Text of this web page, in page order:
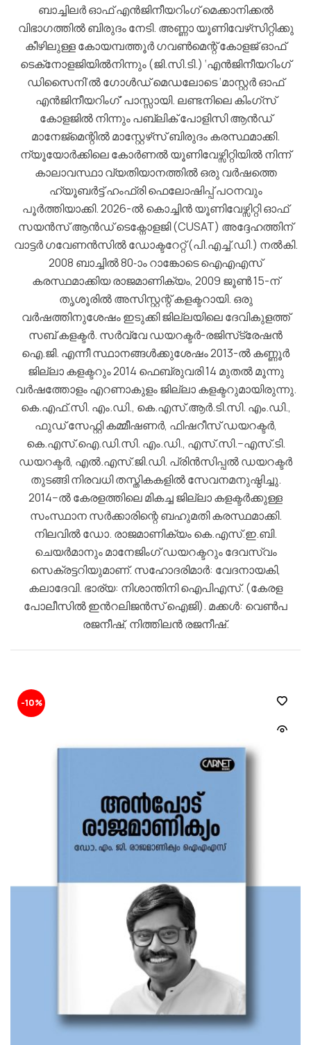
ബാച്ചിലര്‍ ഓഫ് എന്‍ജിനീയറിംഗ് മെക്കാനിക്കല്‍
വിഭാഗത്തില്‍ ബിരുദം നേടി. അണ്ണാ യൂണിവേഴ്‌സിറ്റിക്കു
കീഴിലുള്ള കോയമ്പത്തൂര്‍ ഗവണ്‍മെന്റ് കോളജ് ഓഫ്
ടെക്‌നോളജിയില്‍നിന്നും (ജി.സി.ടി.) ‘എന്‍ജിനീയറിംഗ്
ഡിസൈനി’ല്‍ ഗോള്‍ഡ് മെഡലോടെ ‘മാസ്റ്റര്‍ ഓഫ്
എന്‍ജിനീയറിംഗ്’ പാസ്സായി. ലണ്ടനിലെ കിംഗ്‌സ്
കോളജില്‍ നിന്നും പബ്ലിക് പോളിസി ആന്‍ഡ്
മാനേജ്‌മെന്റില്‍ മാസ്റ്റേഴ്‌സ് ബിരുദം കരസ്ഥമാക്കി.
ന്യൂയോർക്കിലെ കോർണൽ യൂണിവേഴ്സിറ്റിയിൽ നിന്ന്
കാലാവസ്ഥാ വ്യതിയാനത്തിൽ ഒരു വർഷത്തെ
ഹ്യൂബർട്ട് ഹംഫ്രി ഫെലോഷിപ്പ് പഠനവും
പൂർത്തിയാക്കി. 2026-ൽ കൊച്ചിൻ യൂണിവേഴ്സിറ്റി ഓഫ്
സയൻസ് ആൻഡ് ടെക്നോളജി (CUSAT) അദ്ദേഹത്തിന്
വാട്ടർ ഗവേണൻസിൽ ഡോക്ടറേറ്റ് (പി.എച്ച്.ഡി.) നൽകി.
2008 ബാച്ചില്‍ 80-ാം റാങ്കോടെ ഐഎഎസ്
കരസ്ഥമാക്കിയ രാജമാണിക്യം, 2009 ജൂണ്‍ 15-ന്
തൃശൂരില്‍ അസിസ്റ്റന്റ് കളക്ടറായി. ഒരു
വര്‍ഷത്തിനുശേഷം ഇടുക്കി ജില്ലയിലെ ദേവികുളത്ത്
സബ് കളക്ടര്‍. സര്‍വ്വേ ഡയറക്ടര്‍-രജിസ്‌ട്രേഷന്‍
ഐ.ജി. എന്നീ സ്ഥാനങ്ങള്‍ക്കുശേഷം 2013-ല്‍ കണ്ണൂര്‍
ജില്ലാ കളക്ടറും 2014 ഫെബ്രുവരി 14 മുതല്‍ മൂന്നു
വര്‍ഷത്തോളം എറണാകുളം ജില്ലാ കളക്ടറുമായിരുന്നു.
കെ.എഫ്.സി. എം.ഡി., കെ.എസ്.ആര്‍.ടി.സി. എം.ഡി.,
ഫുഡ് സേഫ്റ്റി കമ്മീഷണര്‍, ഫിഷറീസ് ഡയറക്ടര്‍,
കെ.എസ്.ഐ.ഡി.സി. എം.ഡി., എസ്.സി.−എസ്.ടി.
ഡയറക്ടര്‍, എല്‍.എസ്.ജി.ഡി. പ്രിന്‍സിപ്പല്‍ ഡയറക്ടര്‍
തുടങ്ങി നിരവധി തസ്തികകളില്‍ സേവനമനുഷ്ഠിച്ചു.
2014−ല്‍ കേരളത്തിലെ മികച്ച ജില്ലാ കളക്ടര്‍ക്കുള്ള
സംസ്ഥാന സര്‍ക്കാരിന്റെ ബഹുമതി കരസ്ഥമാക്കി.
നിലവിൽ ഡോ. രാജമാണിക്യം കെ.എസ്.ഇ.ബി.
ചെയര്‍മാനും മാനേജിംഗ് ഡയറക്ടറും ദേവസ്വം
സെക്രട്ടറിയുമാണ്. സഹോദരിമാര്‍: വേദനായകി,
കലാദേവി. ഭാര്യ: നിശാന്തിനി ഐപിഎസ്. (കേരള
പോലീസില്‍ ഇന്‍റലിജന്‍സ് ഐജി). മക്കള്‍: വെണ്‍പ
രജനീഷ്, നിത്തിലന്‍ രജനീഷ്.
-10%